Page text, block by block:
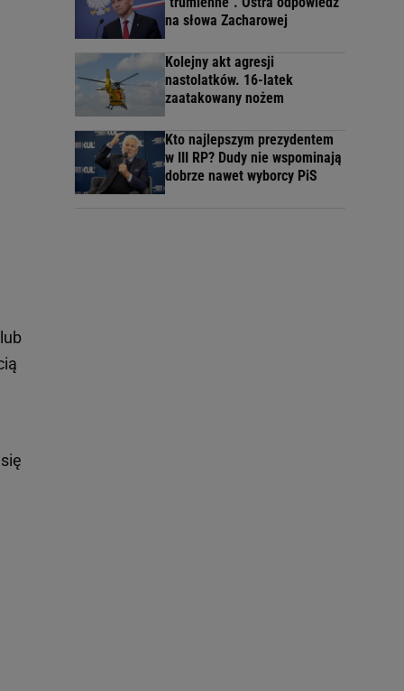
na słowa Zacharowej
Kolejny akt agresji
nastolatków. 16-latek
zaatakowany nożem
Kto najlepszym prezydentem
w III RP? Dudy nie wspominają
dobrze nawet wyborcy PiS